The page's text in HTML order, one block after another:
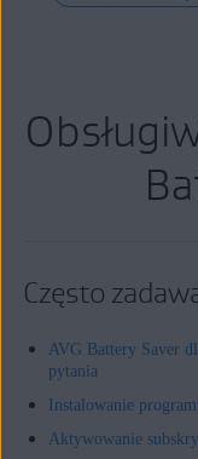
Często
AVG Battery Saver
pytania
Instalowanie
Aktywowanie